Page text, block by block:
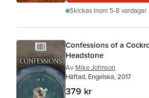
Skickas inom 5-8 vardagar
Confessions of a
Headstone
Av Mike Johnson
Häftad, Engelska, 2017
379 kr